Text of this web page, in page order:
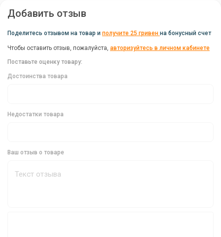
Характеристики Кормушки Select Пикерной:
Страна производитель:
Тип:Кормушка
любителей фидерной пикерной рыбалки. Ее точность заброса,
Добавить отзыв
Поделитесь отзывом на товар и получите 25 гривен на бонусный счет
Чтобы оставить отзыв, пожалуйста, авторизуйтесь в личном кабинете
Поставьте оценку товару:
Достоинства товара
Недостатки товара
Ваш отзыв о товаре